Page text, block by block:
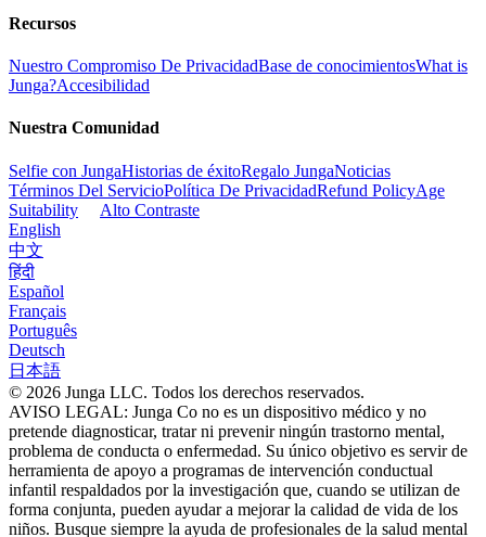
Recursos
Nuestro Compromiso De PrivacidadBase de conocimientosWhat is
Junga?Accesibilidad
Nuestra Comunidad
Selfie con JungaHistorias de éxitoRegalo JungaNoticias
Términos Del ServicioPolítica De PrivacidadRefund PolicyAge
Suitability
Alto Contraste
English
中文
हिंदी
Español
Français
Português
Deutsch
日本語
© 2026 Junga LLC. Todos los derechos reservados.
AVISO LEGAL: Junga Co no es un dispositivo médico y no
pretende diagnosticar, tratar ni prevenir ningún trastorno mental,
problema de conducta o enfermedad. Su único objetivo es servir de
herramienta de apoyo a programas de intervención conductual
infantil respaldados por la investigación que, cuando se utilizan de
forma conjunta, pueden ayudar a mejorar la calidad de vida de los
niños. Busque siempre la ayuda de profesionales de la salud mental